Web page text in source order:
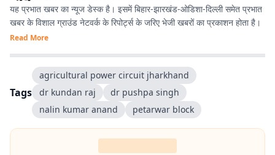
यह प्रभात खबर का न्यूज डेस्क है। इसमें बिहार-झारखंड-ओडिशा-दिल्‍ली समेत प्रभात
खबर के विशाल ग्राउंड नेटवर्क के रिपोर्ट्स के जरिए भेजी खबरों का प्रकाशन होता है।
Read More
Tags
agricultural power circuit jharkhand
dr kundan raj
dr pushpa singh
nalin kumar anand
petarwar block